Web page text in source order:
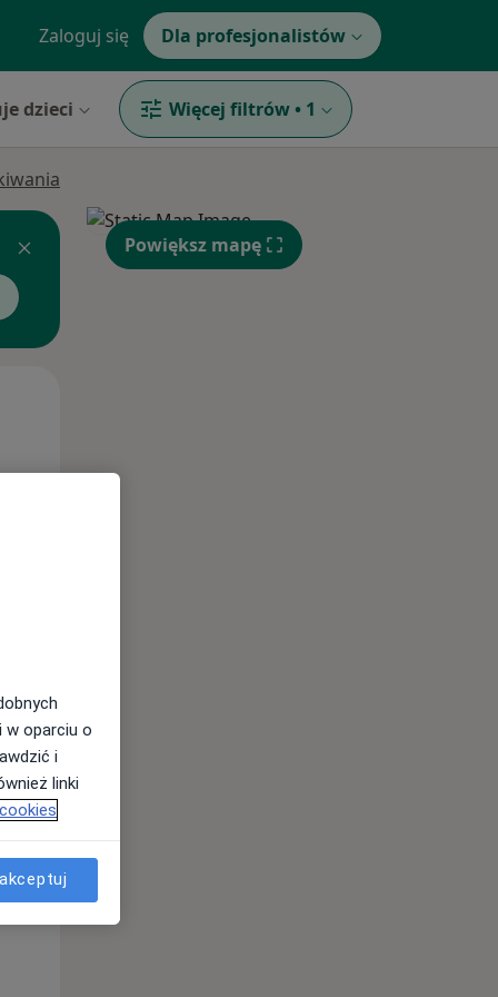
Zaloguj się Dla profesjonalistów
dzieci Więcej filtrów • 1
Śr,
12 Sie
Powiększ mapę
w oparciu o
i
linki